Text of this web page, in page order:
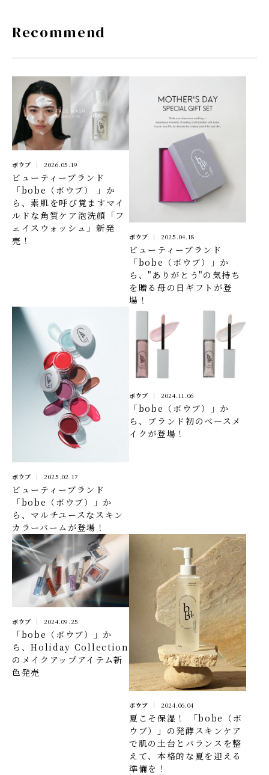
Recommend
ボウブ 2026.05.19
ビューティーブランド
「bobe（ボウブ） 」か
ら、素肌を呼び覚ますマイ
ルドな角質ケア泡洗顔「フ
ェイスウォッシュ」新発
売！
ボウブ 2025.04.18
ビューティーブランド
「bobe（ボウブ）」か
ら、"ありがとう"の気持ち
を贈る母の日ギフトが登
場！
ボウブ 2025.02.17
ビューティーブランド
「bobe（ボウブ）」か
ら、マルチユースなスキン
カラーバームが登場！
ボウブ 2024.11.06
「bobe（ボウブ）」か
ら、ブランド初のベースメ
イクが登場！
ボウブ 2024.09.25
「bobe（ボウブ）」か
ら、Holiday Collection
のメイクアップアイテム新
色発売
ボウブ 2024.06.04
夏こそ保湿！ 「bobe（ボ
ウブ）」の発酵スキンケア
で肌の土台とバランスを整
えて、本格的な夏を迎える
準備を！